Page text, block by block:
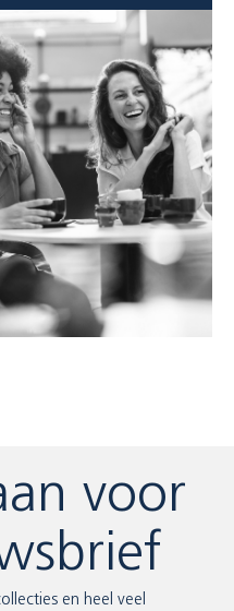
voor
en heel veel